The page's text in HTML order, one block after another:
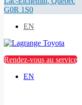
G0R 1S0
EN
Rendez-vous au service
EN